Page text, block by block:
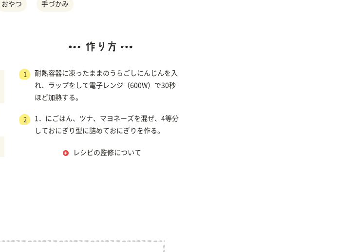
おやつ 手づかみ
1
耐熱容器に凍ったままのうらごしにんじんを入
れ、ラップをして電子レンジ（600W）で30秒
ほど加熱する。
2
1．にごはん、ツナ、マヨネーズを混ぜ、4等分
しておにぎり型に詰めておにぎりを作る。
レシピの監修について